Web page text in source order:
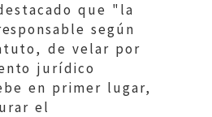
que "la
según
de velar por
jurídico
en primer lugar,
el